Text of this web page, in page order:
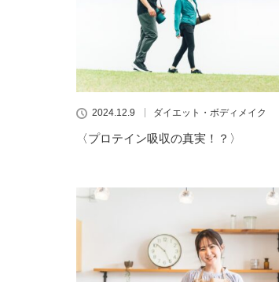
2024.12.9 ダイエット・ボディメイク
〈プロテイン吸収の真実！？〉